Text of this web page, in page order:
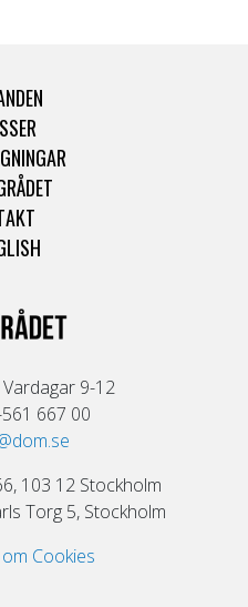
9-12
667 00
103 12 Stockholm
Torg 5, Stockholm
Cookies